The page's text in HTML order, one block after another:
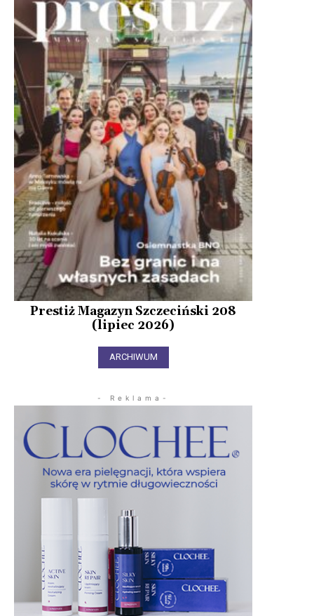
Prestiż Magazyn Szczeciński 208
(lipiec 2026)
ARCHIWUM
- Reklama-